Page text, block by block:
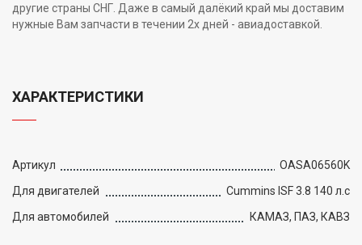
другие страны СНГ. Даже в самый далёкий край мы доставим
нужные Вам запчасти в течении 2х дней - авиадоставкой.
ХАРАКТЕРИСТИКИ
Артикул
OASA06560K
Для двигателей
Cummins ISF 3.8 140 л.с
Для автомобилей
КАМАЗ, ПАЗ, КАВЗ